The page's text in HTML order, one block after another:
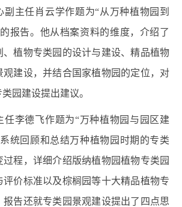
副主任肖云学作题为“从万种植物园到
报告。他从档案资料的维度，介绍了
、植物专类园的设计与建设、精品植物
观建设，并结合国家植物园的定位，对
园建设提出建议。
任李德飞作题为“万种植物园与园区建
统回顾和总结万种植物园时期的专类
过程，详细介绍版纳植物园植物专类园
评价标准以及棕榈园等十大精品植物专
报告还就专类园景观建设提出了四点思